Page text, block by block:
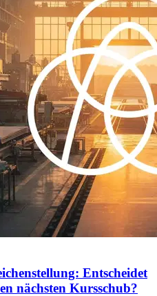
Entscheidet
nächsten Kursschub?